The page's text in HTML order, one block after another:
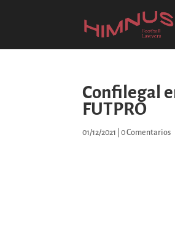
Confilegal
FUTPRO
01/12/2021 |0 Comentarios